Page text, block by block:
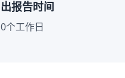
出报告时间
0个工作日